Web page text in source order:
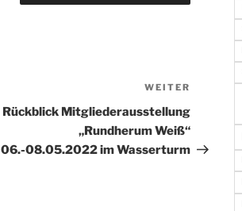
Beitrag
WEITER
Rückblick Mitgliederausstellung
„Rundherum Weiß“
06.-08.05.2022 im Wasserturm